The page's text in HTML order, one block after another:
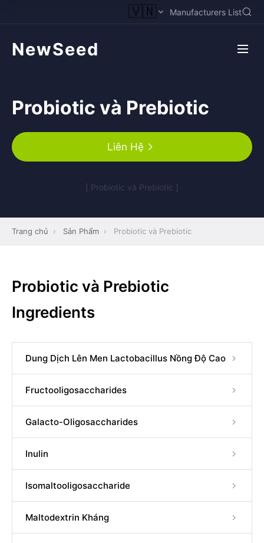
🇻🇳 Manufacturers List
NewSeed
Probiotic và Prebiotic
Liên Hệ
[ Probiotic và Prebiotic ]
Trang chủ › Sản Phẩm › Probiotic và Prebiotic
Probiotic và Prebiotic
Ingredients
Dung Dịch Lên Men Lactobacillus Nồng Độ Cao
Fructooligosaccharides
Galacto-Oligosaccharides
Inulin
Isomaltooligosaccharide
Maltodextrin Kháng